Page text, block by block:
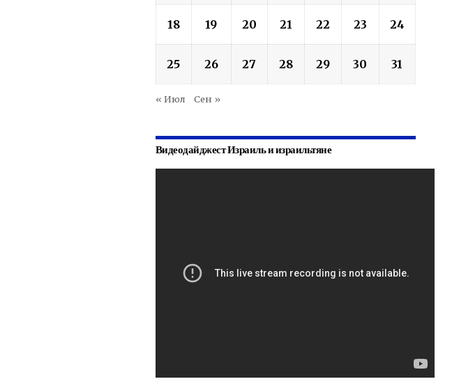
18 19 20 21 22 23 24
25 26 27 28 29 30 31
« Июл Сен »
Видеодайджест Израиль и израильтяне